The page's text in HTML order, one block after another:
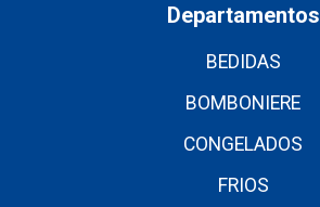
Departamentos
BEDIDAS
BOMBONIERE
CONGELADOS
FRIOS